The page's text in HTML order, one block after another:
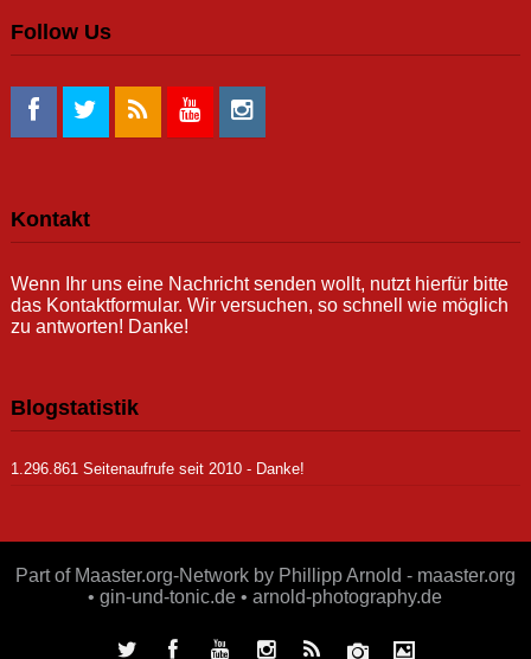
Follow Us
Kontakt
Wenn Ihr uns eine Nachricht senden wollt, nutzt hierfür bitte
das Kontaktformular. Wir versuchen, so schnell wie möglich
zu antworten! Danke!
Blogstatistik
1.296.861 Seitenaufrufe seit 2010 - Danke!
Part of Maaster.org-Network by Phillipp Arnold - maaster.org
• gin-und-tonic.de • arnold-photography.de